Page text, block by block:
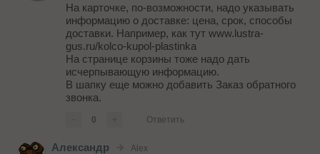
На карточке, по-возможности, надо указывать
информацию о доставке: цена, срок, способы
доставки. Например, как тут www.lustra-
gus.ru/kolco-kupol-plastinka
На странице корзины тоже надо дать
исчерпывающую информацию.
В шапку еще можно добавить Заказ обратного
звонка.
0 Ответить
Александр
Alex